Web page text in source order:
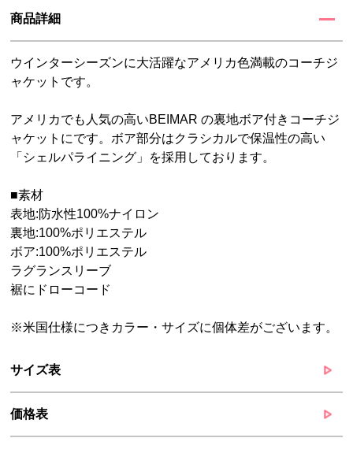
商品詳細
ウインターシーズンに大活躍なアメリカ色満載のコーチジ
ャケットです。
アメリカでも人気の高いBEIMAR の裏地ボア付きコーチジ
ャケットにです。ボア部分はクラシカルで保温性の高い
「シェルパライニング」を採用しております。
■素材
表地:防水性100%ナイロン
裏地:100%ポリエステル
ボア:100%ポリエステル
ラグランスリーブ
裾にドローコード
※米国仕様につきカラー・サイズに個体差がございます。
サイズ表
価格表